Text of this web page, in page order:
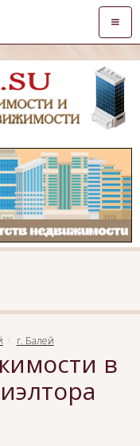
г. Балей
в